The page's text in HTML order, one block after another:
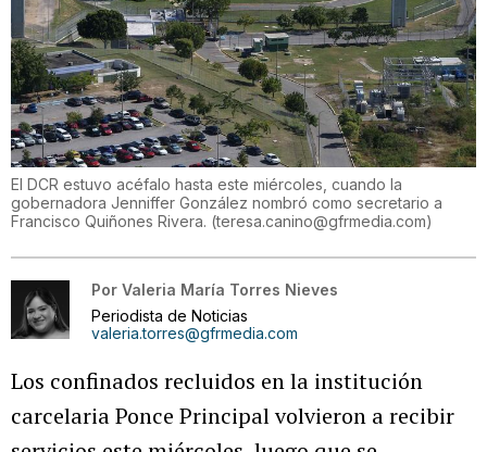
El DCR estuvo acéfalo hasta este miércoles, cuando la
gobernadora Jenniffer González nombró como secretario a
Francisco Quiñones Rivera. (teresa.canino@gfrmedia.com)
Por Valeria María Torres Nieves
Periodista de Noticias
valeria.torres@gfrmedia.com
Los confinados recluidos en la institución
carcelaria Ponce Principal volvieron a recibir